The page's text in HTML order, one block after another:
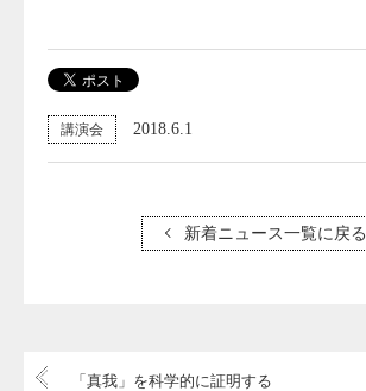
講演会 2018.6.1
新着ニュース一覧に戻る
「真我」を科学的に証明する